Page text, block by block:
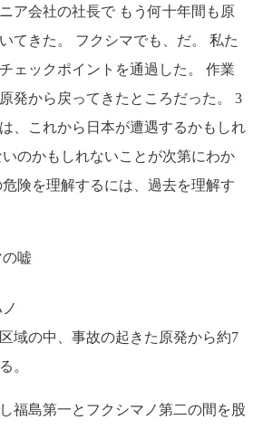
ア会社の社長で もう何十年間も原
てきた。 フクシマでも、だ。 私た
ェックポイントを通過した。 作業
発から戻ってきたところだった。 3
、これから日本が遭遇するかもしれ
のかもしれないことが次第にわか
険を理解するには、過去を理解す
の嘘
域の中、事故の起きた原発から約7
。
福島第一とフクシマノ第二の間を股